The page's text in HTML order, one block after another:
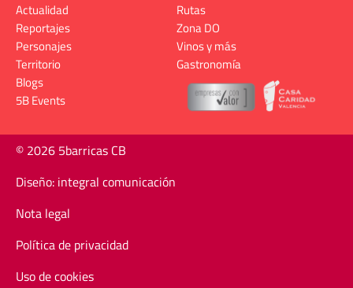
Actualidad
Reportajes
Personajes
Territorio
Rutas
Zona DO
Vinos y más
Gastronomía
Blogs
5B Events
© 2026 5barricas CB
Diseño: integral comunicación
Nota legal
Política de privacidad
Uso de cookies